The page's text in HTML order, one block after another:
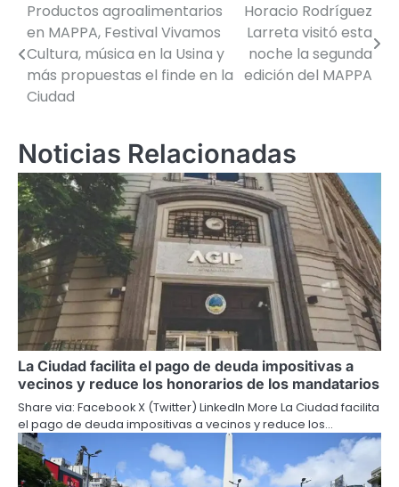
Navegación
de
entradas
Productos agroalimentarios
en MAPPA, Festival Vivamos
Cultura, música en la Usina y
más propuestas el finde en la
Ciudad
Horacio Rodríguez
Larreta visitó esta
noche la segunda
edición del MAPPA
Noticias Relacionadas
La Ciudad facilita el pago de deuda impositivas a
vecinos y reduce los honorarios de los mandatarios
Share via: Facebook X (Twitter) LinkedIn More La Ciudad facilita
el pago de deuda impositivas a vecinos y reduce los…